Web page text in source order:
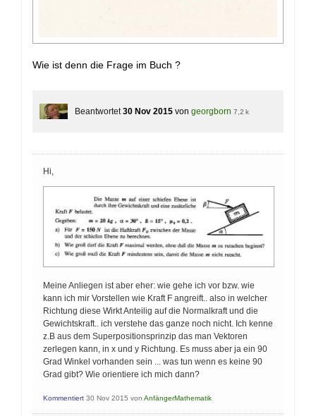
Wie ist denn die Frage im Buch ?
Beantwortet 30 Nov 2015 von georgborn 7,2 k
Hi,
Meine Anliegen ist aber eher: wie gehe ich vor bzw. wie
kann ich mir Vorstellen wie Kraft F angreift.. also in welcher
Richtung diese Wirkt Anteilig auf die Normalkraft und die
Gewichtskraft.. ich verstehe das ganze noch nicht. Ich kenne
z.B aus dem Superpositionsprinzip das man Vektoren
zerlegen kann, in x und y Richtung. Es muss aber ja ein 90
Grad Winkel vorhanden sein ... was tun wenn es keine 90
Grad gibt? Wie orientiere ich mich dann?
Kommentiert 30 Nov 2015 von AnfängerMathematik